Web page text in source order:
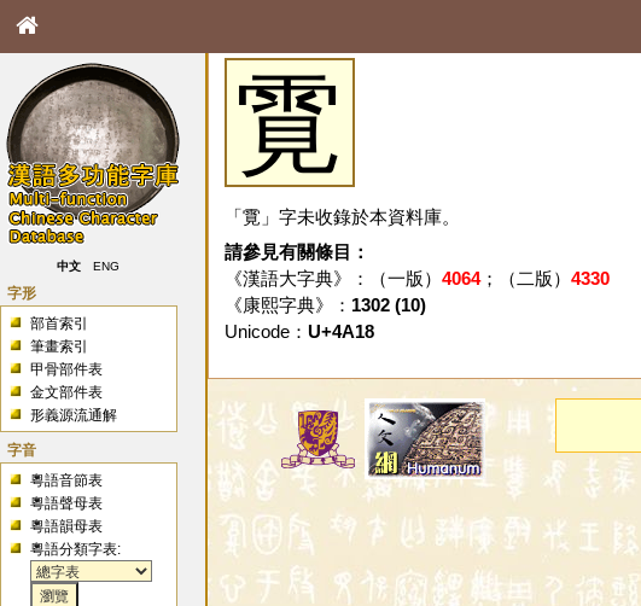
中文 ENG
字形
部首索引
筆畫索引
甲骨部件表
金文部件表
形義源流通解
字音
粵語音節表
粵語聲母表
粵語韻母表
粵語分類字表:
䨘
「䨘」字未收錄於本資料庫。
請參見有關條目：
《漢語大字典》：（一版） 4064；（二版） 4330
《康熙字典》： 1302 (10)
Unicode： U+4A18